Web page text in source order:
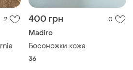
2 400 грн 0
Madiro
Босоножки кожа
36